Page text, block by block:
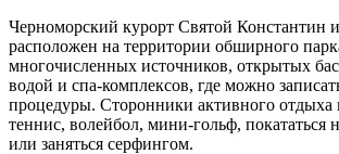
Черноморский курорт Святой Константин
расположен на территории обширного
многочисленных источников, открытых
водой и спа-комплексов, где можно
процедуры. Сторонники активного отдыха
теннис, волейбол, мини-гольф,
или заняться серфингом.